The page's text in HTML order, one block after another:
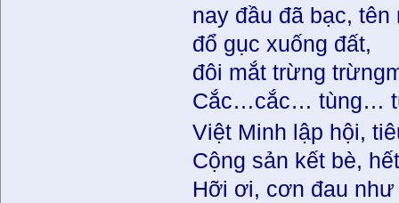
nay đầu đã bạc,
đổ gục xuống đất,
đôi mắt trừng
Cắc…cắc… tùng…
Việt Minh lập hội,
Cộng sản kết bè,
Hỡi ơi, cơn đau như